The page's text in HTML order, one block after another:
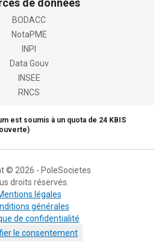
de données
BODACC
NotaPME
INPI
Data Gouv
INSEE
RNCS
est soumis à un quota de 24 KBIS
© 2026 - PoleSocietes
droits réservés.
légales
générales
de confidentialité
le consentement